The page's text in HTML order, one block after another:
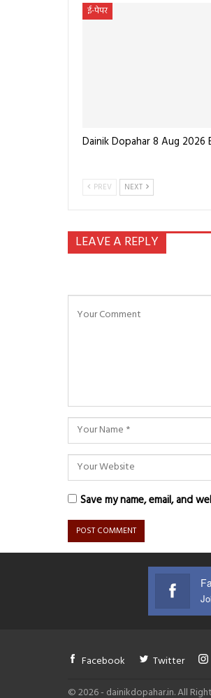
ई-पेपर
Dainik Dopahar 8 Aug 2026
PREV NEXT
LEAVE A REPLY
Save my name, email, and
Facebook Twitter
© 2026 - dainikdopahar.in. All